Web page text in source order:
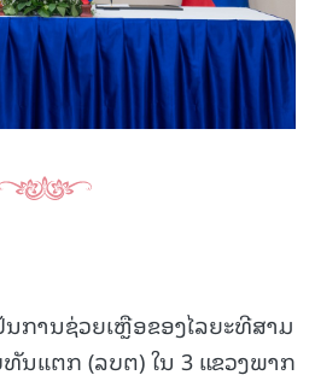
ການຊ່ວຍເຫຼືອຂອງໄລຍະທີສາມ
ນແຕກ (ລບຕ) ໃນ 3 ແຂວງພາກ